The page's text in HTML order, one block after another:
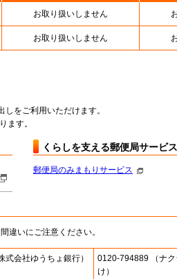
お取り扱いしません
お取り扱いしません
をご利用いただけます。
ます。
くらしを支える郵便局サービス
郵便局のみまもりサービス
違いにご注意ください。
式会社ゆうちょ銀行）
0120-794889 （ナ
け）